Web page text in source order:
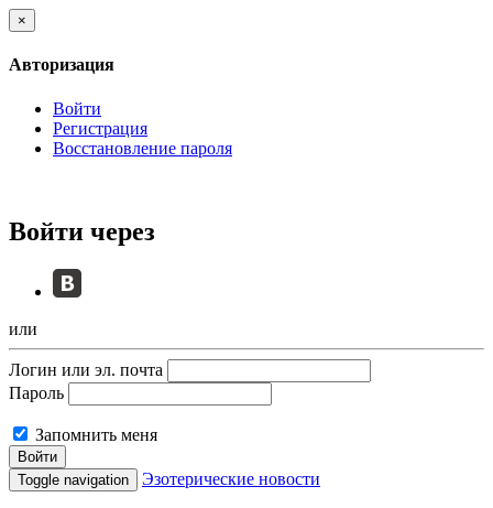
×
Авторизация
Войти
Регистрация
Восстановление пароля
Войти через
или
Логин или эл. почта
Пароль
Запомнить меня
Войти
Toggle navigation
Эзотерические новости